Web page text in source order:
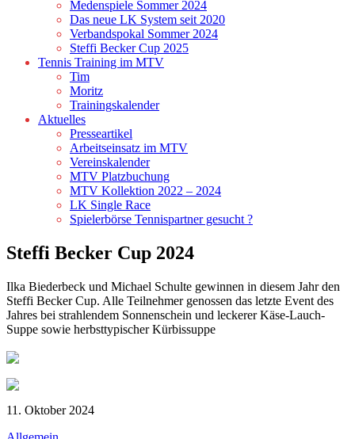
Medenspiele Sommer 2024
Das neue LK System seit 2020
Verbandspokal Sommer 2024
Steffi Becker Cup 2025
Tennis Training im MTV
Tim
Moritz
Trainingskalender
Aktuelles
Presseartikel
Arbeitseinsatz im MTV
Vereinskalender
MTV Platzbuchung
MTV Kollektion 2022 – 2024
LK Single Race
Spielerbörse Tennispartner gesucht ?
Steffi Becker Cup 2024
Ilka Biederbeck und Michael Schulte gewinnen in diesem Jahr den
Steffi Becker Cup. Alle Teilnehmer genossen das letzte Event des
Jahres bei strahlendem Sonnenschein und leckerer Käse-Lauch-
Suppe sowie herbsttypischer Kürbissuppe
11. Oktober 2024